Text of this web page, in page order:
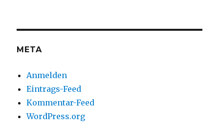
META
Anmelden
Eintrags-Feed
Kommentar-Feed
WordPress.org